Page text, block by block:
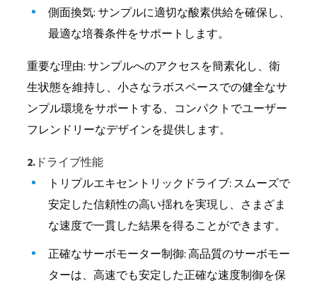
側面換気: サンプルに適切な酸素供給を確保し、
最適な培養条件をサポートします。
重要な理由: サンプルへのアクセスを簡素化し、衛
生状態を維持し、小さなラボスペースでの健全なサ
ンプル環境をサポートする、コンパクトでユーザー
フレンドリーなデザインを提供します。
2.ドライブ性能
トリプルエキセントリックドライブ: スムーズで
安定した信頼性の高い揺れを実現し、さまざま
な速度で一貫した結果を得ることができます。
正確なサーボモーター制御: 高品質のサーボモー
ターは、高速でも安定した正確な速度制御を保